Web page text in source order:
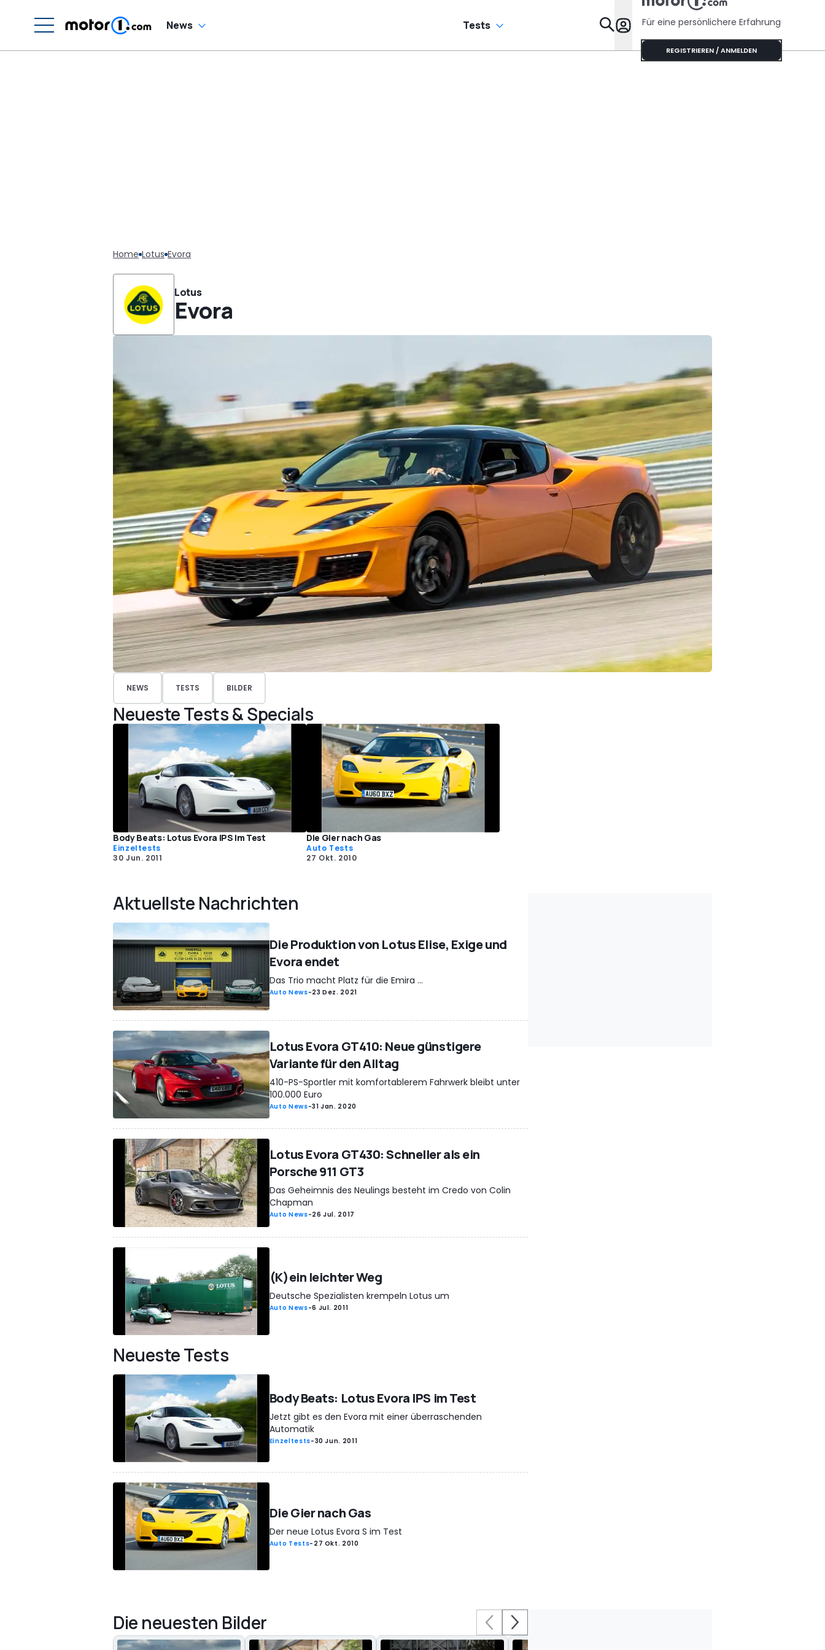
News Tests Specials
Für eine persönlichere Erfahrung
REGISTRIEREN / ANMELDEN
Home Lotus Evora
Lotus
Evora
NEWS TESTS BILDER
Neueste Tests & Specials
Body Beats: Lotus Evora IPS im Test
Einzeltests
30 Jun. 2011
Die Gier nach Gas
Auto Tests
27 Okt. 2010
Aktuellste Nachrichten
Die Produktion von Lotus Elise, Exige und
Evora endet
Das Trio macht Platz für die Emira ...
Auto News-23 Dez. 2021
Lotus Evora GT410: Neue günstigere
Variante für den Alltag
410-PS-Sportler mit komfortablerem Fahrwerk bleibt unter
100.000 Euro
Auto News-31 Jan. 2020
Lotus Evora GT430: Schneller als ein
Porsche 911 GT3
Das Geheimnis des Neulings besteht im Credo von Colin
Chapman
Auto News-26 Jul. 2017
(K)ein leichter Weg
Deutsche Spezialisten krempeln Lotus um
Auto News-6 Jul. 2011
Neueste Tests
Body Beats: Lotus Evora IPS im Test
Jetzt gibt es den Evora mit einer überraschenden
Automatik
Einzeltests-30 Jun. 2011
Die Gier nach Gas
Der neue Lotus Evora S im Test
Auto Tests- 27 Okt. 2010
Die neuesten Bilder